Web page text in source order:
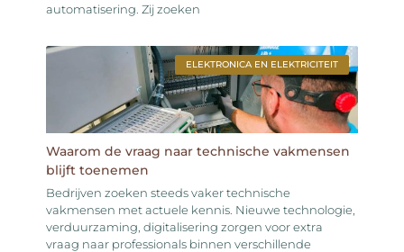
automatisering. Zij zoeken
ELEKTRONICA EN ELEKTRICITEIT
Waarom de vraag naar technische vakmensen
blijft toenemen
Bedrijven zoeken steeds vaker technische
vakmensen met actuele kennis. Nieuwe technologie,
verduurzaming, digitalisering zorgen voor extra
vraag naar professionals binnen verschillende